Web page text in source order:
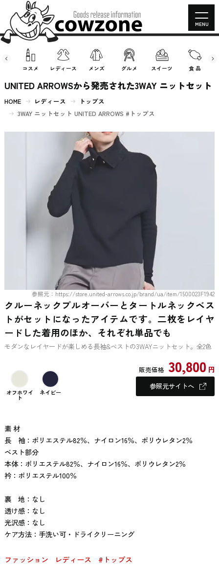
コスメ レディース メンズ グルメ スイーツ 食 品
MENU
UNITED ARROWSから発売された3WAY ニットセット
HOME レディース
トップス
3WAY ニットセット UNITED ARROWS #トップス
参照元：https://store.united-arrows.co.jp/brand/ua/item/1500023F1942
クルーネックプルオーバーとタートルネックベス
トがセットになったアイテムです。二枚をレイヤ
ードした着用のほか、それぞれ単品でも
モダンなレイヤードが楽しめる長袖&ベストの3WAYニットセット。全2色
オフホワイ
ト
ネイビー
販売価格 30,800 円
参照元サイトへ
素 材
長 袖：ポリエステル82％、ナイロン16％、ポリウレタン2％
ベスト部分
本体：ポリエステル82％、ナイロン16％、ポリウレタン2％
衿：ポリエステル100％
裏 地：なし
透け感：なし
光沢感：なし
ケア方法：手洗い可・ドライクリーニング
ファッション レディース #トップス